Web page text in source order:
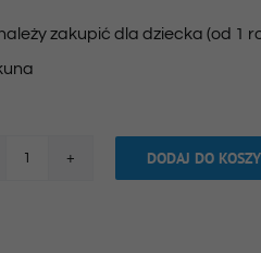
zakupić dla dziecka (od 1
DODAJ DO